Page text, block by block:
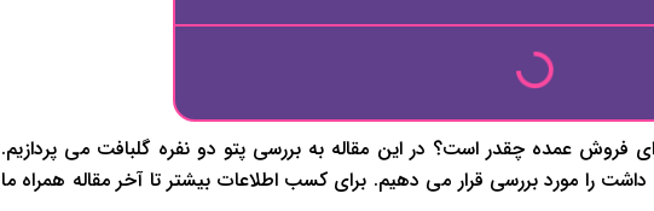
فروش عمده چقدر است؟ در این مقاله به بررسی پتو دو نفره گلبافت می پردازیم.
را مورد بررسی قرار می دهیم. برای کسب اطلاعات بیشتر تا آخر مقاله همراه ما